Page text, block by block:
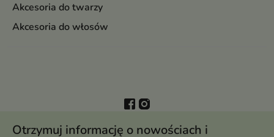
Akcesoria do twarzy
Akcesoria do włosów
Otrzymuj informację o nowościach i